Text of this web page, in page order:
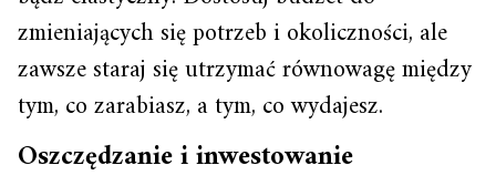
zmieniających się potrzeb i okoliczności, ale
zawsze staraj się utrzymać równowagę między
tym, co zarabiasz, a tym, co wydajesz.
Oszczędzanie i inwestowanie